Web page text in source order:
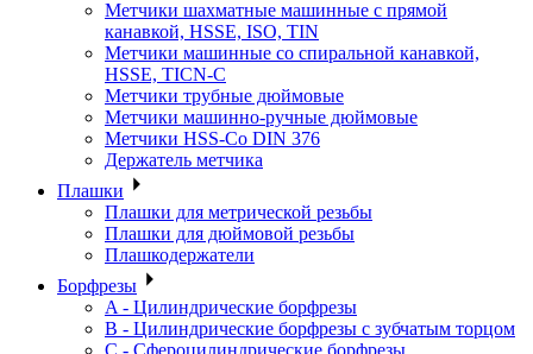
Метчики шахматные машинные с прямой
канавкой, HSSE, ISO, TIN
Метчики машинные со спиральной канавкой,
HSSE, TICN-C
Метчики трубные дюймовые
Метчики машинно-ручные дюймовые
Метчики HSS-Co DIN 376
Держатель метчика
Плашки
Плашки для метрической резьбы
Плашки для дюймовой резьбы
Плашкодержатели
Борфрезы
A - Цилиндрические борфрезы
B - Цилиндрические борфрезы с зубчатым торцом
C - Сфероцилиндрические борфрезы